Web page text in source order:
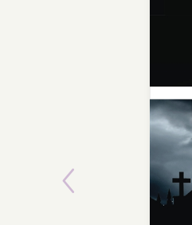
Previous